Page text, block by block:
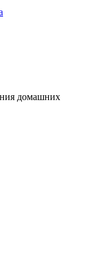
домашних